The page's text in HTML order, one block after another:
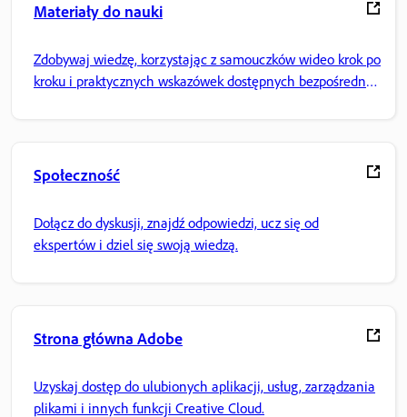
Materiały do nauki
Zdobywaj wiedzę, korzystając z samouczków wideo krok po
kroku i praktycznych wskazówek dostępnych bezpośrednio
Społeczność
Dołącz do dyskusji, znajdź odpowiedzi, ucz się od
ekspertów i dziel się swoją wiedzą.
Strona główna Adobe
Uzyskaj dostęp do ulubionych aplikacji, usług, zarządzania
plikami i innych funkcji Creative Cloud.